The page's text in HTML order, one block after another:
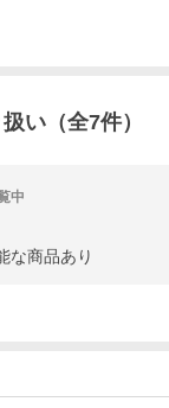
い（全7件）
中
な商品あり